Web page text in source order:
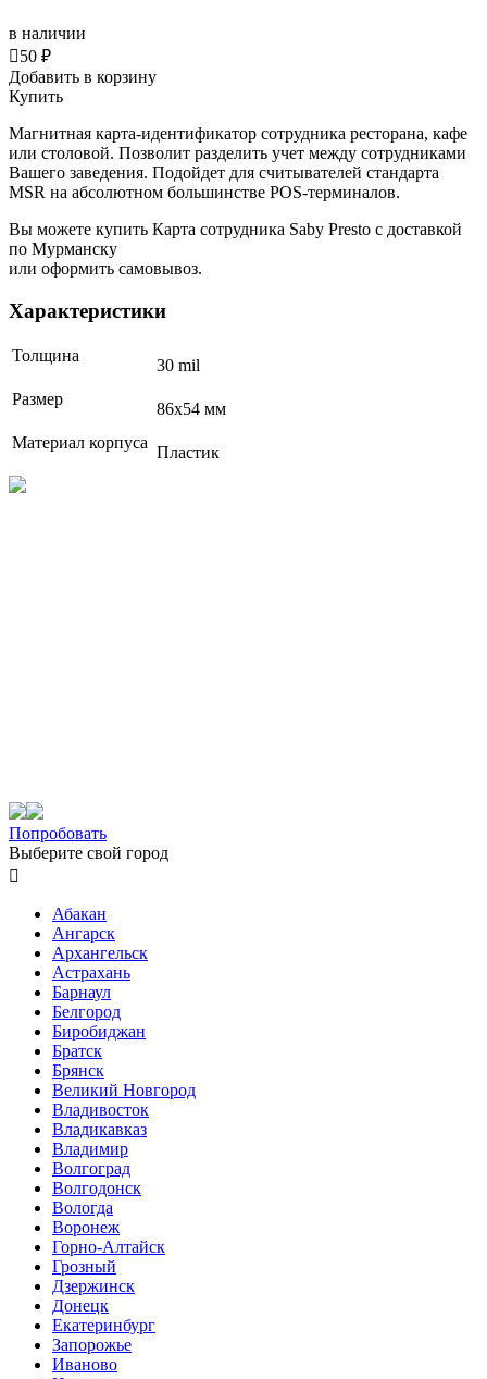
в наличии
50 ₽
Добавить в корзину
Купить
Магнитная карта-идентификатор сотрудника ресторана, кафе
или столовой. Позволит разделить учет между сотрудниками
Вашего заведения. Подойдет для считывателей стандарта
MSR на абсолютном большинстве POS-терминалов.
Вы можете купить Карта сотрудника Saby Presto с доставкой
по Мурманску
или оформить самовывоз.
Характеристики
Толщина
30 mil
Размер
86x54 мм
Материал корпуса
Пластик
Попробовать
Выберите свой город

Абакан
Ангарск
Архангельск
Астрахань
Барнаул
Белгород
Биробиджан
Братск
Брянск
Великий Новгород
Владивосток
Владикавказ
Владимир
Волгоград
Волгодонск
Вологда
Воронеж
Горно-Алтайск
Грозный
Дзержинск
Донецк
Екатеринбург
Запорожье
Иваново